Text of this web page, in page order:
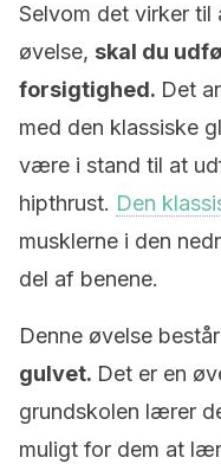
Selvom det virker
øvelse, skal du
forsigtighed. Det
med den klassiske
være i stand til at
hipthrust. Den
musklerne i den
del af benene.
Denne øvelse
gulvet. Det er en
grundskolen lærer
muligt for dem at